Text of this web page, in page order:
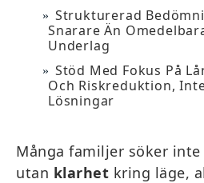
Strukturerad
Snarare Än
Underlag
Stöd Med Fokus På
Och Riskreduktion,
Lösningar
Många familjer söker inte
utan klarhet kring läge,